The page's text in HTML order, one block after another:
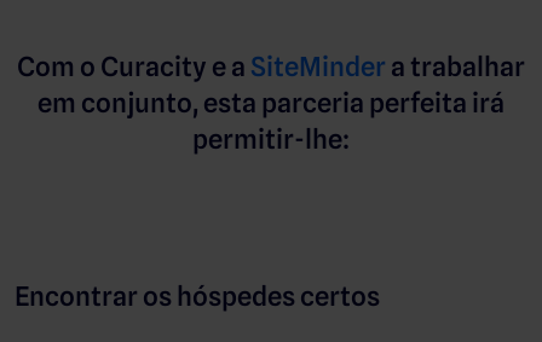
Com o Curacity e a SiteMinder a trabalhar
em conjunto, esta parceria perfeita irá
permitir-lhe:
Encontrar os hóspedes certos